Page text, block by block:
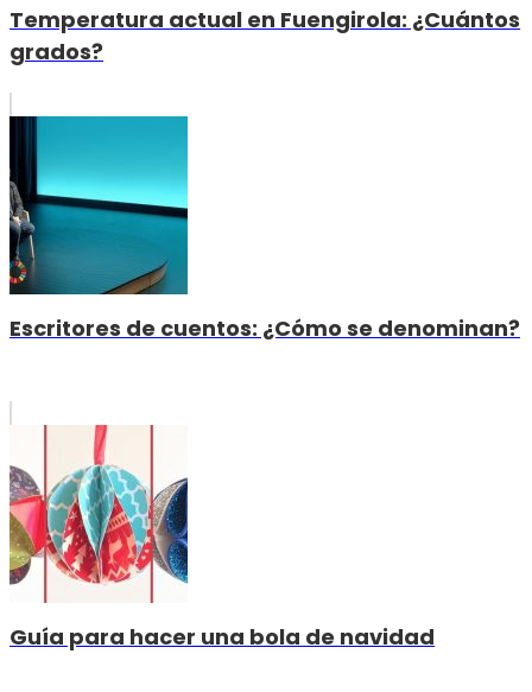
Temperatura actual en Fuengirola: ¿Cuántos
grados?
Escritores de cuentos: ¿Cómo se denominan?
Guía para hacer una bola de navidad